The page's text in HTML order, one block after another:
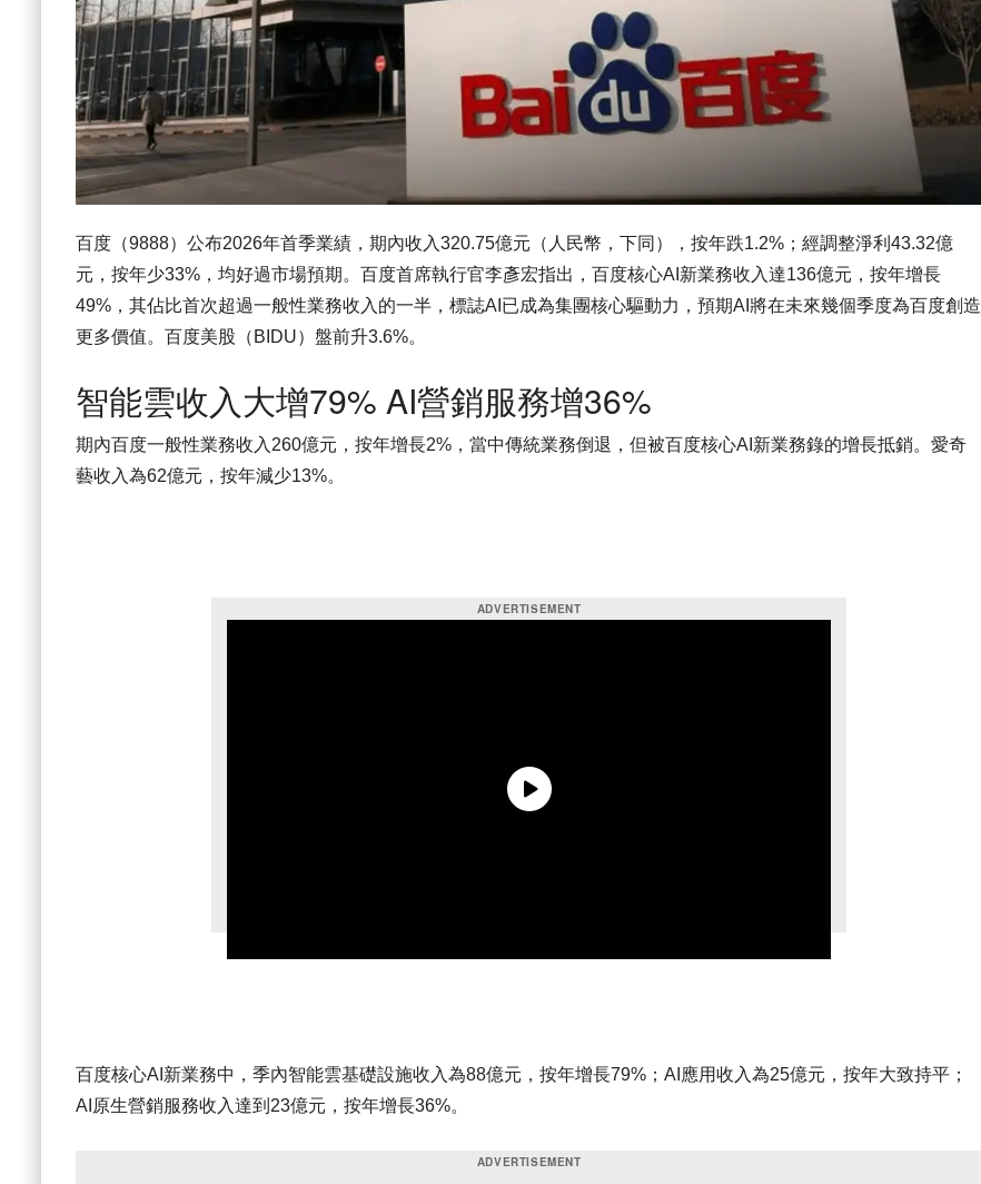
百度（9888）公布2026年首季業績，期內收入320.75億元（人民幣，下同），按年跌1.2%；經調整淨利43.32億
元，按年少33%，均好過市場預期。百度首席執行官李彥宏指出，百度核心AI新業務收入達136億元，按年增長
49%，其佔比首次超過一般性業務收入的一半，標誌AI已成為集團核心驅動力，預期AI將在未來幾個季度為百度創造
更多價值。百度美股（BIDU）盤前升3.6%。
智能雲收入大增79% AI營銷服務增36%
期內百度一般性業務收入260億元，按年增長2%，當中傳統業務倒退，但被百度核心AI新業務錄的增長抵銷。愛奇
藝收入為62億元，按年減少13%。
百度核心AI新業務中，季內智能雲基礎設施收入為88億元，按年增長79%；AI應用收入為25億元，按年大致持平；
AI原生營銷服務收入達到23億元，按年增長36%。